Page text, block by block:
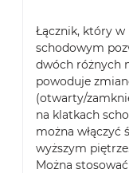
Łącznik, który w
schodowym
dwóch różnych
powoduje
(otwarty/
na klatkach
można włączyć
wyższym
Można